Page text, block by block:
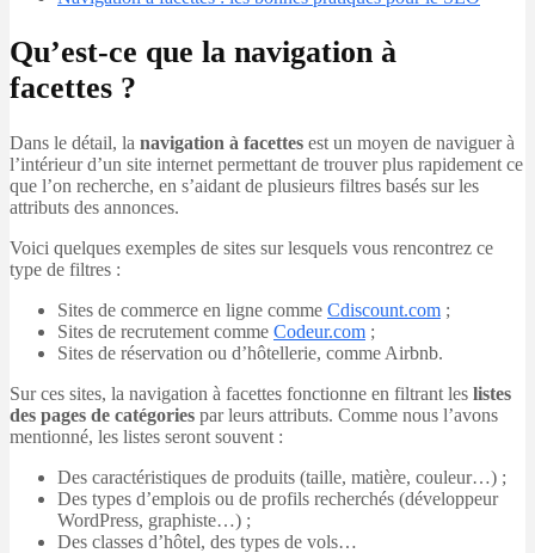
Qu’est-ce que la navigation à
facettes ?
Dans le détail, la navigation à facettes est un moyen de naviguer à
l’intérieur d’un site internet permettant de trouver plus rapidement ce
que l’on recherche, en s’aidant de plusieurs filtres basés sur les
attributs des annonces.
Voici quelques exemples de sites sur lesquels vous rencontrez ce
type de filtres :
Sites de commerce en ligne comme Cdiscount.com ;
Sites de recrutement comme Codeur.com ;
Sites de réservation ou d’hôtellerie, comme Airbnb.
Sur ces sites, la navigation à facettes fonctionne en filtrant les listes
des pages de catégories par leurs attributs. Comme nous l’avons
mentionné, les listes seront souvent :
Des caractéristiques de produits (taille, matière, couleur…) ;
Des types d’emplois ou de profils recherchés (développeur
WordPress, graphiste…) ;
Des classes d’hôtel, des types de vols…